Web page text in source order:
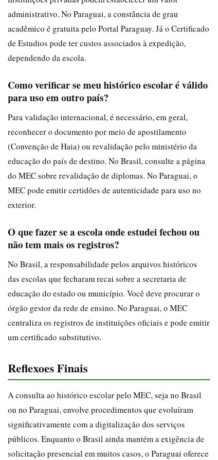
administrativo. No Paraguai, a constância de grau
acadêmico é gratuita pelo Portal Paraguay. Já o Certificado
de Estudios pode ter custos associados à expedição,
dependendo da escola.
Como verificar se meu histórico escolar é válido
para uso em outro país?
Para validação internacional, é necessário, em geral,
reconhecer o documento por meio de apostilamento
(Convenção de Haia) ou revalidação pelo ministério da
educação do país de destino. No Brasil, consulte a página
do MEC sobre revalidação de diplomas. No Paraguai, o
MEC pode emitir certidões de autenticidade para uso no
exterior.
O que fazer se a escola onde estudei fechou ou
não tem mais os registros?
No Brasil, a responsabilidade pelos arquivos históricos
das escolas que fecharam recai sobre a secretaria de
educação do estado ou município. Você deve procurar o
órgão gestor da rede de ensino. No Paraguai, o MEC
centraliza os registros de instituições oficiais e pode emitir
um certificado substitutivo.
Reflexoes Finais
A consulta ao histórico escolar pelo MEC, seja no Brasil
ou no Paraguai, envolve procedimentos que evoluíram
significativamente com a digitalização dos serviços
públicos. Enquanto o Brasil ainda mantém a exigência de
solicitação presencial em muitos casos, o Paraguai oferece